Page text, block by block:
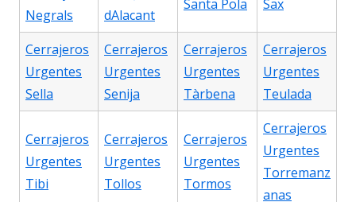
Negrals
dAlacant
Santa Pola
Sax
Cerrajeros
Urgentes
Sella
Cerrajeros
Urgentes
Senija
Cerrajeros
Urgentes
Tàrbena
Cerrajeros
Urgentes
Teulada
Cerrajeros
Urgentes
Tibi
Cerrajeros
Urgentes
Tollos
Cerrajeros
Urgentes
Tormos
Cerrajeros
Urgentes
Torremanz
anas